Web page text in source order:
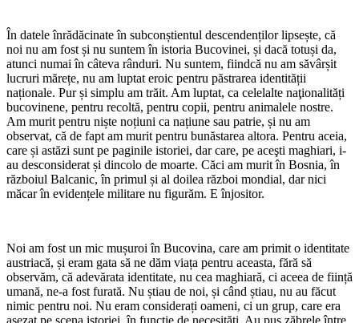
În datele înrădăcinate în subconștientul descendenților lipsește, că
noi nu am fost și nu suntem în istoria Bucovinei, și dacă totuși da,
atunci numai în câteva rânduri. Nu suntem, fiindcă nu am săvârșit
lucruri mărețe, nu am luptat eroic pentru păstrarea identității
naționale. Pur și simplu am trăit. Am luptat, ca celelalte naţionalități
bucovinene, pentru recoltă, pentru copii, pentru animalele nostre.
Am murit pentru niște noțiuni ca națiune sau patrie, și nu am
observat, că de fapt am murit pentru bunăstarea altora. Pentru aceia,
care și astăzi sunt pe paginile istoriei, dar care, pe aceşti maghiari, i-
au desconsiderat și dincolo de moarte. Căci am murit în Bosnia, în
războiul Balcanic, în primul și al doilea război mondial, dar nici
măcar în evidențele militare nu figurăm. E înjositor.
Noi am fost un mic mușuroi în Bucovina, care am primit o identitate
austriacă, și eram gata să ne dăm viața pentru aceasta, fără să
observăm, că adevărata identitate, nu cea maghiară, ci aceea de ființă
umană, ne-a fost furată. Nu știau de noi, și când știau, nu au făcut
nimic pentru noi. Nu eram considerați oameni, ci un grup, care era